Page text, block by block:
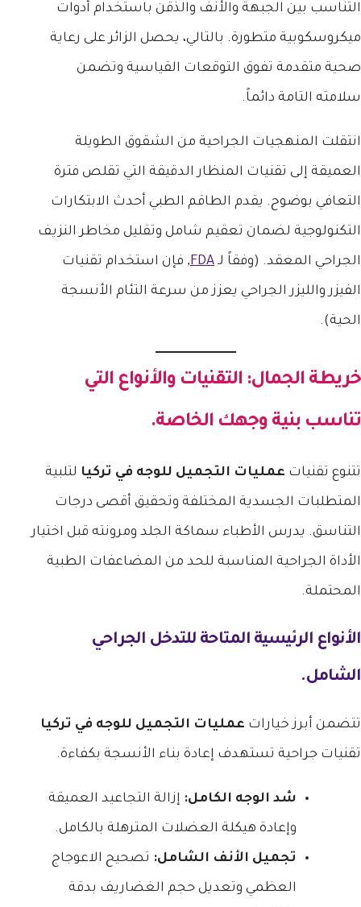
التناسب بين الجبهة والأنف والذقن باستخدام أدوات
ميكروسكوبية متطورة. بالتالي، يحصل الزائر على رعاية
صحية متقدمة تفوق التوقعات القياسية وتضمن
سلامته التامة دائماً.
انتقلت المنهجيات الجراحية من الشقوق الطويلة
العميقة إلى تقنيات المنظار الدقيقة التي تقلص فترة
التعافي بوضوح. يقدم الطاقم الطبي أحدث الابتكارات
التكنولوجية لضمان تعقيم شامل وتقليل مخاطر النزيف
الجراحي المعقد. (وفقاً لـ FDA, فإن استخدام تقنيات
الفيزر والليزر الجراحي يعزز من سرعة التئام الأنسجة
الحية).
خريطة الجمال: التقنيات والأنواع التي
تناسب بنية وجهك الخاصة.
تتنوع تقنيات عمليات التجميل للوجه في تركيا لتلبية
المتطلبات الجسدية المختلفة وتحقيق أقصى درجات
التناسق. يدرس الأطباء سماكة الجلد ومرونته قبل اختيار
الأداة الجراحية المناسبة للحد من المضاعفات الطبية
المحتملة.
الأنواع الرئيسية المتاحة للتدخل الجراحي
الشامل.
تتضمن أبرز خيارات عمليات التجميل للوجه في تركيا
تقنيات جراحية تستهدف إعادة بناء الأنسجة بكفاءة.
شد الوجه الكامل: إزالة التجاعيد العميقة
وإعادة هيكلة العضلات المترهلة بالكامل.
تجميل الأنف الشامل: تصحيح الاعوجاج
العظمي وتعديل حجم الغضاريف بدقة